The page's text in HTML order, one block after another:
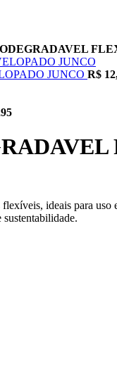
JUNCO R$
ideais para uso